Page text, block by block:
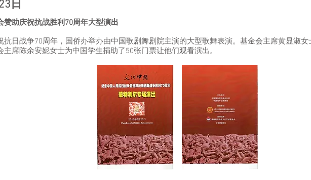
日
赞助庆祝抗战胜利70周年大型演出
抗日战争70周年，国侨办举办由中国歌剧舞剧院主演的大型歌舞表演。基金会主席黄显淑女
主席陈余安妮女士为中国学生捐助了50张门票让他们观看演出。